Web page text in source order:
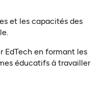
et les capacités des
EdTech en formant les
éducatifs à travailler